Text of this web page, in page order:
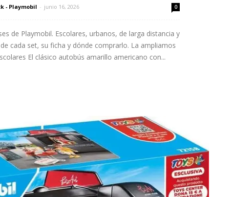
- Playmobil - junio 16, 2026 0
de Playmobil. Escolares, urbanos, de larga distancia y
cada set, su ficha y dónde comprarlo. La ampliamos
El clásico autobús amarillo americano con...